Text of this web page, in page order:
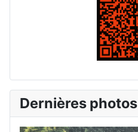
Dernières photos